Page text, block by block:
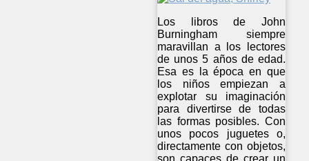
Los libros de John
Burningham siempre
maravillan a los lectores
de unos 5 años de edad.
Esa es la época en que
los niños empiezan a
explotar su imaginación
para divertirse de todas
las formas posibles. Con
unos pocos juguetes o,
directamente con objetos,